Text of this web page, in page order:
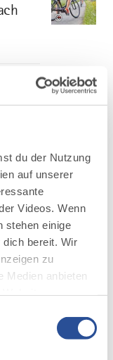
du der Nutzung
auf unserer
Videos. Wenn
stehen einige
dich bereit. Wir
zu
Medien anbieten
unsere Partner
©
©